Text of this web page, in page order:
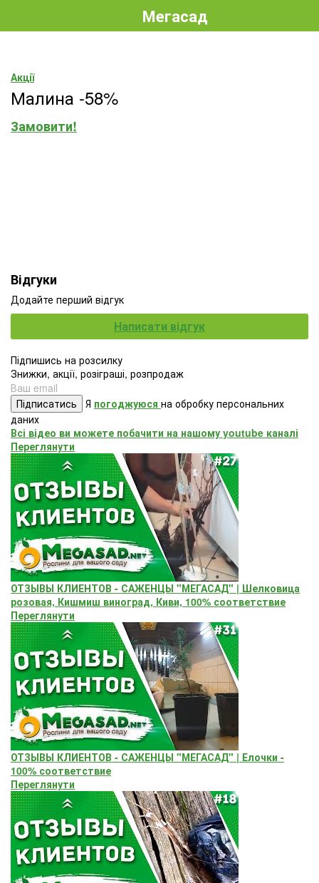
Мегасад
Акції
Малина -58%
Замовити!
Відгуки
Додайте перший відгук
Написати відгук
Підпишись на розсилку
Знижки, акції, розіграші, розпродаж
Підписатись Я погоджуюся на обробку персональних
даних
Всі відео ви можете побачити на нашому youtube каналі
Переглянути
ОТЗЫВЫ КЛИЕНТОВ - САЖЕНЦЫ "МЕГАСАД" | Шелковица
розовая, Кишмиш виноград, Киви, 100% соответствие
Переглянути
ОТЗЫВЫ КЛИЕНТОВ - САЖЕНЦЫ "МЕГАСАД" | Елочки -
100% соответствие
Переглянути